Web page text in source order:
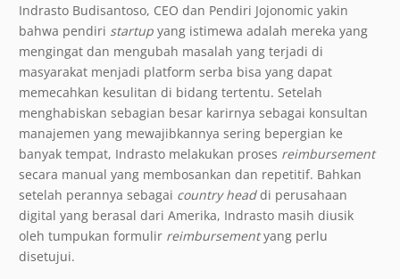
Indrasto Budisantoso, CEO dan Pendiri Jojonomic yakin
bahwa pendiri startup yang istimewa adalah mereka yang
mengingat dan mengubah masalah yang terjadi di
masyarakat menjadi platform serba bisa yang dapat
memecahkan kesulitan di bidang tertentu. Setelah
menghabiskan sebagian besar karirnya sebagai konsultan
manajemen yang mewajibkannya sering bepergian ke
banyak tempat, Indrasto melakukan proses reimbursement
secara manual yang membosankan dan repetitif. Bahkan
setelah perannya sebagai country headdi perusahaan
digital yang berasal dari Amerika, Indrasto masih diusik
oleh tumpukan formulir reimbursementyang perlu
disetujui.